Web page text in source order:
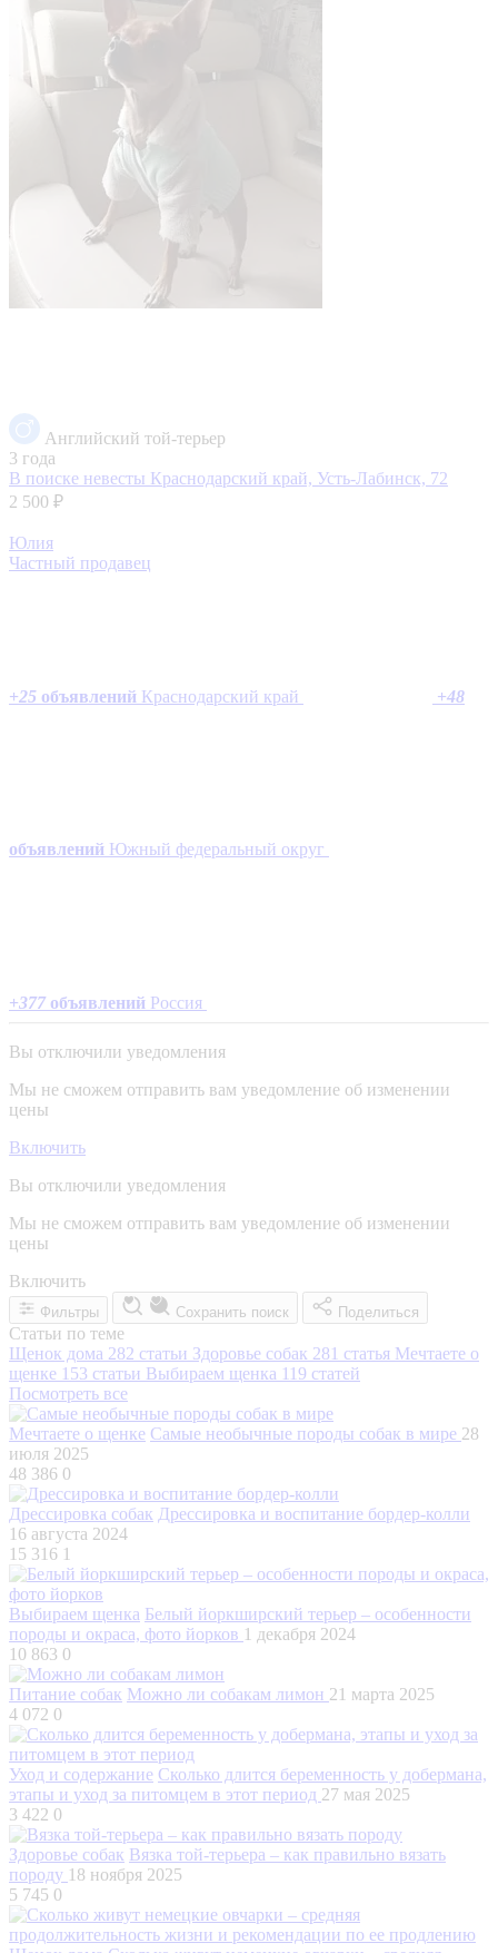
Английский той-терьер
3 года
В поиске невесты Краснодарский край, Усть-Лабинск, 72
2 500 ₽
Юлия
Частный продавец
+25 объявлений Краснодарский край +48
объявлений Южный федеральный округ
+377 объявлений Россия
Вы отключили уведомления
Мы не сможем отправить вам уведомление об изменении
цены
Включить
Вы отключили уведомления
Мы не сможем отправить вам уведомление об изменении
цены
Включить
Фильтры Сохранить поиск Поделиться
Статьи по теме
Щенок дома 282 статьи Здоровье собак 281 статья Мечтаете о
щенке 153 статьи Выбираем щенка 119 статей
Посмотреть все
Мечтаете о щенке Самые необычные породы собак в мире 28
июля 2025
48 386 0
Дрессировка собак Дрессировка и воспитание бордер-колли
16 августа 2024
15 316 1
Выбираем щенка Белый йоркширский терьер – особенности
породы и окраса, фото йорков 1 декабря 2024
10 863 0
Питание собак Можно ли собакам лимон 21 марта 2025
4 072 0
Уход и содержание Сколько длится беременность у добермана,
этапы и уход за питомцем в этот период 27 мая 2025
3 422 0
Здоровье собак Вязка той-терьера – как правильно вязать
породу 18 ноября 2025
5 745 0